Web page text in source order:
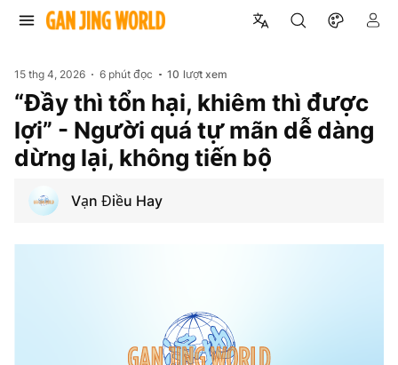
15 thg 4, 2026 6 phút đọc 10 lượt xem
“Đầy thì tổn hại, khiêm thì được
lợi” - Người quá tự mãn dễ dàng
dừng lại, không tiến bộ
Vạn Điều Hay